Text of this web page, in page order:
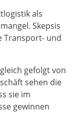
als
Skepsis
Transport- und
gefolgt von
sehen die
sie im
gewinnen